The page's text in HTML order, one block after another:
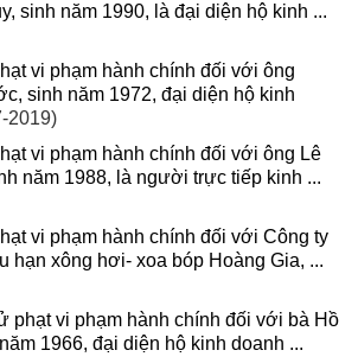
sinh năm 1990, là đại diện hộ kinh ...
vi phạm hành chính đối với ông
sinh năm 1972, đại diện hộ kinh
2019)
vi phạm hành chính đối với ông Lê
năm 1988, là người trực tiếp kinh ...
vi phạm hành chính đối với Công ty
hạn xông hơi- xoa bóp Hoàng Gia, ...
phạt vi phạm hành chính đối với bà Hồ
1966, đại diện hộ kinh doanh ...